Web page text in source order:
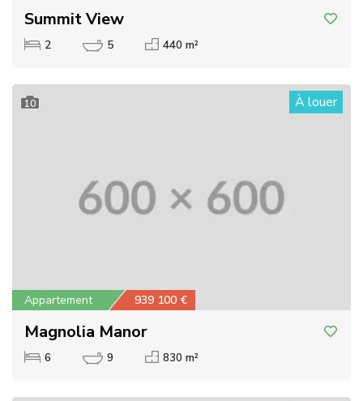
Summit View
2 5 440 m²
10 À louer
Appartement 939 100 €
Magnolia Manor
6 9 830 m²